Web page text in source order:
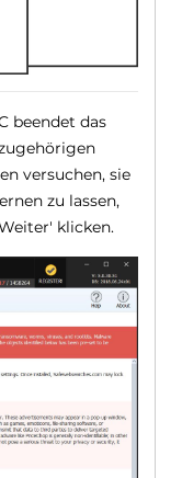
beendet das
versuchen, sie
zu lassen,
klicken.